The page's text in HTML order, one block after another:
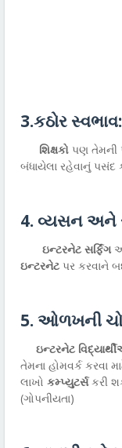
3.કઠોર
શિક્ષકો પણ તેમની
બંધાયેલા રહેવાનું પસંદ
4. વ્યસન અને
ઇન્ટરનેટ સર્ફિંગ
ઇન્ટરનેટ પર કરવાને
5. ઓળખની
ઇન્ટરનેટ
તેમના હોમવર્ક કરવા
લાખો કમ્પ્યુટર્સકરી
(ગોપનીયતા)